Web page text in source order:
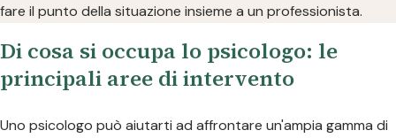
fare il punto della situazione insieme a un professionista.
Di cosa si occupa lo psicologo: le
principali aree di intervento
Uno psicologo può aiutarti ad affrontare un'ampia gamma di